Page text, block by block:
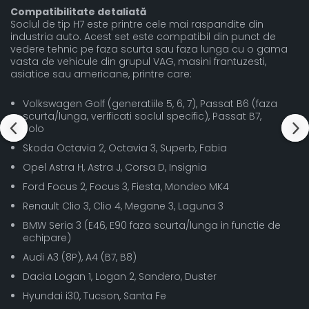
Compatibilitate detaliată
Soclul de tip H7 este printre cele mai raspandite din
industria auto. Acest set este compatibil din punct de
vedere tehnic pe faza scurta sau faza lunga cu o gama
vasta de vehicule din grupul VAG, masini frantuzesti,
asiatice sau americane, printre care:
Volkswagen Golf (generatiile 5, 6, 7), Passat B6 (faza
scurta/lunga, verificati soclul specific), Passat B7,
Polo
Skoda Octavia 2, Octavia 3, Superb, Fabia
Opel Astra H, Astra J, Corsa D, Insignia
Ford Focus 2, Focus 3, Fiesta, Mondeo MK4
Renault Clio 3, Clio 4, Megane 3, Laguna 3
BMW Seria 3 (E46, E90 faza scurta/lunga in functie de
echipare)
Audi A3 (8P), A4 (B7, B8)
Dacia Logan 1, Logan 2, Sandero, Duster
Hyundai i30, Tucson, Santa Fe